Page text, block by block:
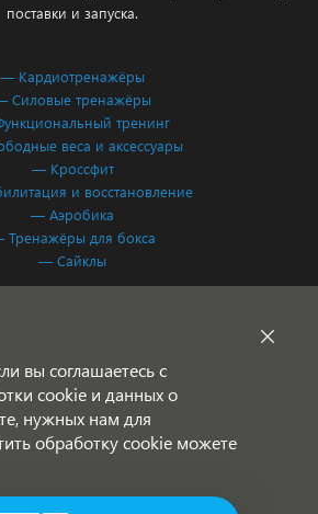
поставки и запуска.
— Кардиотренажёры
Силовые тренажёры
тренинг
веса и аксессуары
— Кроссфит
и восстановление
— Аэробика
для бокса
— Сайклы
персональных данных
вы соглашаетесь с
cookie и данных о
нужных нам для
обработку cookie можете